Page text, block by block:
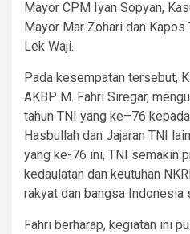
Mayor CPM Iyan Sopyan,
Mayor Mar Zohari dan
Lek Waji.
Pada kesempatan tersebut,
AKBP M. Fahri Siregar,
tahun TNI yang ke–76
Hasbullah dan Jajaran TNI
yang ke-76 ini, TNI semakin
kedaulatan dan keutuhan
rakyat dan bangsa Indonesia
Fahri berharap, kegiatan ini